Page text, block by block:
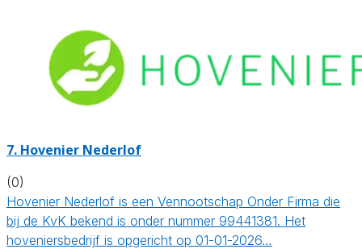
7. Hovenier Nederlof
(0)
Hovenier Nederlof is een Vennootschap Onder Firma die
bij de KvK bekend is onder nummer 99441381. Het
hoveniersbedrijf is opgericht op 01-01-2026…